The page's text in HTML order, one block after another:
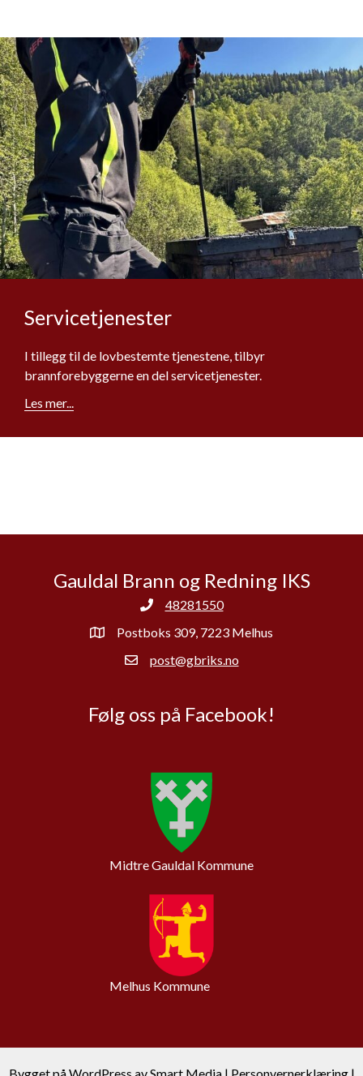
Servicetjenester
I tillegg til de lovbestemte tjenestene, tilbyr
brannforebyggerne en del servicetjenester.
Les mer...
Gauldal Brann og Redning IKS
48281550
Postboks 309, 7223 Melhus
post@gbriks.no
Følg oss på Facebook!
Midtre Gauldal Kommune
Melhus Kommune